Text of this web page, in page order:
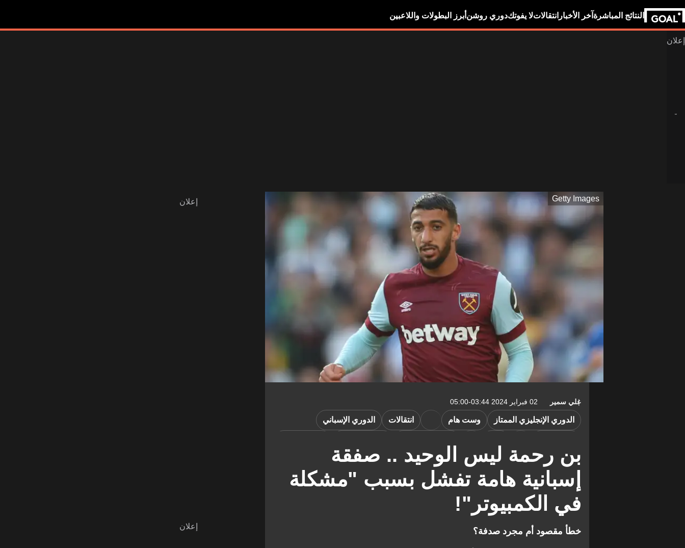
النتائج المباشرة آخر الأخبار انتقالاتلا يفوتكدوري روشن أبرز البطولات واللاعبين
Getty Images
علي سمير 02 فبراير 2024 03:44-05:00
بن رحمة ليس الوحيد .. صفقة
إسبانية هامة تفشل بسبب "مشكلة
في الكمبيوتر"!
الدوري الإنجليزي الممتاز وست هام انتقالات الدوري الإسباني
خطأ مقصود أم مجرد صدفة؟